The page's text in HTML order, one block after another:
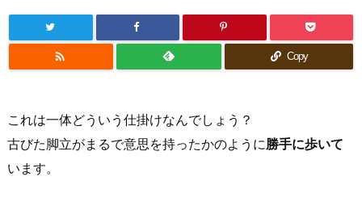
 Copy
これは一体どういう仕掛けなんでしょう？
古びた脚立がまるで意思を持ったかのように勝手に歩いて
います。